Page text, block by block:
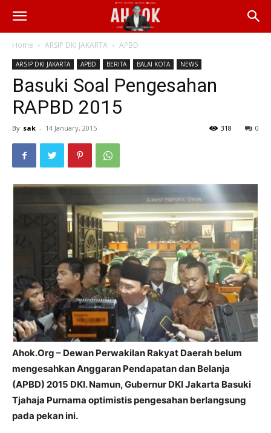
Home ARSIP DKI JAKARTA APBD
ARSIP DKI JAKARTA APBD BERITA BALAI KOTA NEWS
Basuki Soal Pengesahan
RAPBD 2015
By sak - 14 January, 2015 0
318
Ahok.Org – Dewan Perwakilan Rakyat Daerah belum
mengesahkan Anggaran Pendapatan dan Belanja
(APBD) 2015 DKI. Namun, Gubernur DKI Jakarta Basuki
Tjahaja Purnama optimistis pengesahan berlangsung
pada pekan ini.